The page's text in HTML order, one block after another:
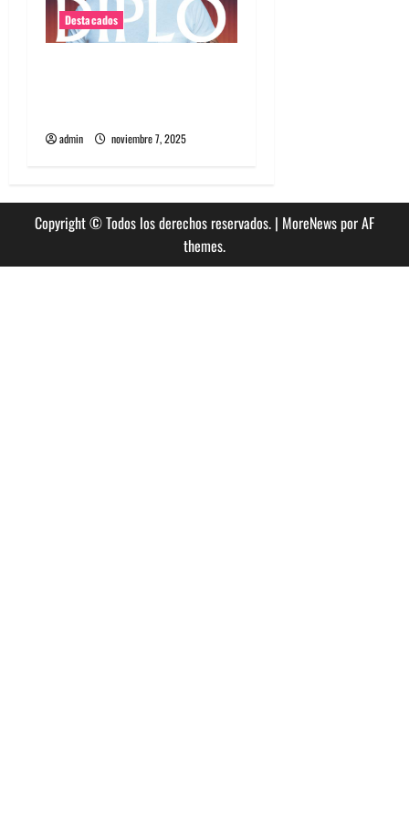
Destacados
admin noviembre 7, 2025
Copyright © Todos los derechos reservados. | MoreNewspor AF
themes.